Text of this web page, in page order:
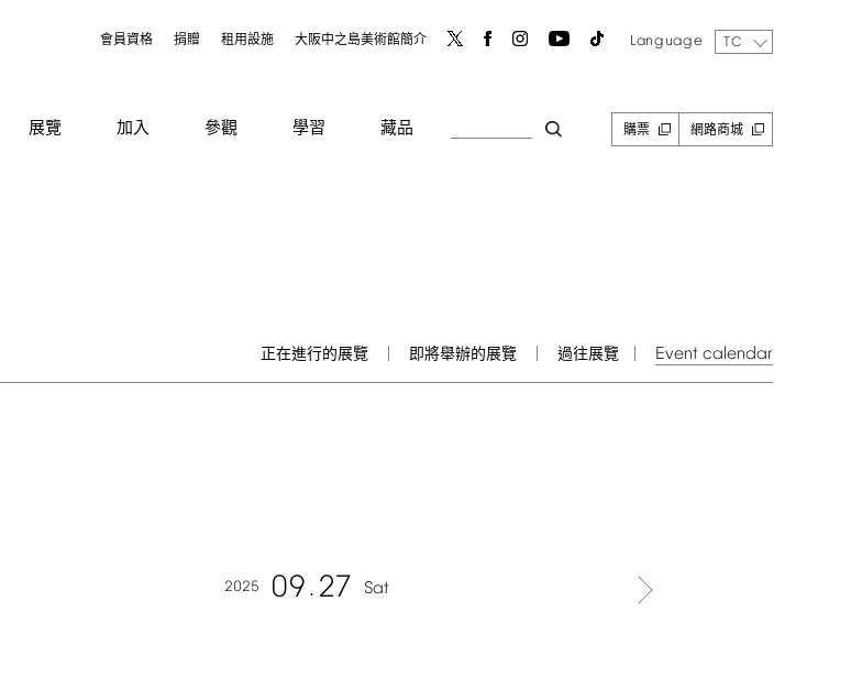
會員資格 捐贈 租用設施 大阪中之島美術館簡介 Language TC
展覽 加入 參觀 學習 藏品 購票 網路商城
正在進行的展覽 即將舉辦的展覽 過往展覽 Event calendar
2025 09 27 Sat